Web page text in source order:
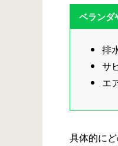
ベランダ
排
サ
エ
具体的に